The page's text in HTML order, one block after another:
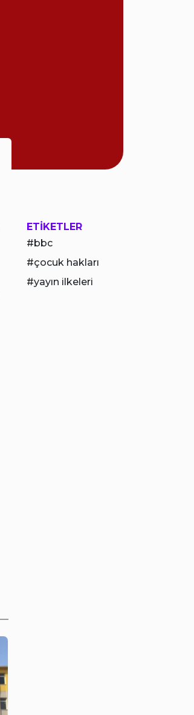
ETIKETLER
bbc
çocuk hakları
yayın ilkeleri